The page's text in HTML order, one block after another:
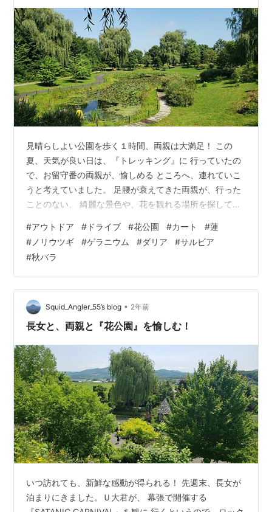
見晴らしよい公園を歩く１時間、両親は大満足！ この
夏、天気が良い日は、『トレッキング』に 行っていたの
で、お留守番の両親が、愉しめる ところへ、連れていこ
うと考えていました。 足腰が衰えてきた両親が、行った
ことのない、 綺麗な景色や、花を観れる場所を探してい
で、先週、両親を誘って、行ってきました。 車で走るこ
と３時間半で、街を見渡せる丘に、 その公園は、ありま
した。エントランスで、カートを借りようとすると、
『２０～３０分で、周れますよ』とのスタッフ の言葉
に、両親は『乗らなくていいよ』と云う ので、ゆっくり
歩くことにしました。 歩き始めは、…
#アウトドア # ドライブ #花公園 #カート #蓮
# ノリウツギ #ゲラニウム #ダリア #サルビア
#秋バラ
Squid_Angler_55’s blog • 2年前
長女と、両親と『花公園』を愉しむ！
いつ訪れても、新鮮な感動が得られる！ 先週末、長女が
泊まりにきました。Ｕ大君が、 幕張で開催する